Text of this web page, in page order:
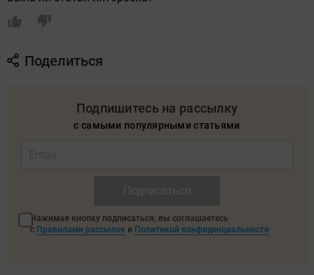
Поделиться
Подпишитесь на рассылку
с самыми популярными статьями
Нажимая кнопку подписаться, вы соглашаетесь
с Правилами рассылок и Политикой конфиденциальности